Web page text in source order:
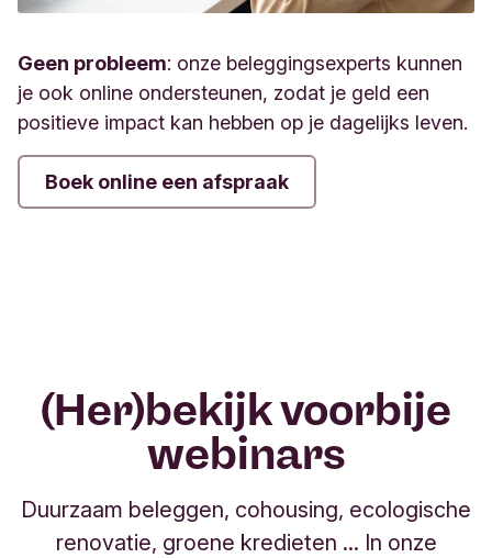
Geen probleem: onze beleggingsexperts kunnen
je ook online ondersteunen, zodat je geld een
positieve impact kan hebben op je dagelijks leven.
Boek online een afspraak
(Her)bekijk voorbije
webinars
Duurzaam beleggen, cohousing, ecologische
renovatie, groene kredieten ... In onze